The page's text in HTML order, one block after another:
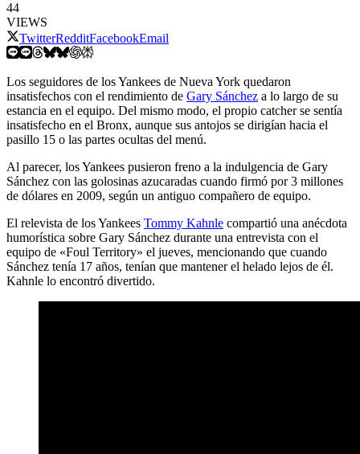
44
VIEWS
TwitterRedditFacebookEmail
Los seguidores de los Yankees de Nueva York quedaron
insatisfechos con el rendimiento de Gary Sánchez a lo largo de su
estancia en el equipo. Del mismo modo, el propio catcher se sentía
insatisfecho en el Bronx, aunque sus antojos se dirigían hacia el
pasillo 15 o las partes ocultas del menú.
Al parecer, los Yankees pusieron freno a la indulgencia de Gary
Sánchez con las golosinas azucaradas cuando firmó por 3 millones
de dólares en 2009, según un antiguo compañero de equipo.
El relevista de los Yankees Tommy Kahnle compartió una anécdota
humorística sobre Gary Sánchez durante una entrevista con el
equipo de «Foul Territory» el jueves, mencionando que cuando
Sánchez tenía 17 años, tenían que mantener el helado lejos de él.
Kahnle lo encontró divertido.